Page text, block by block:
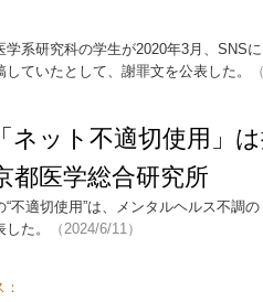
系研究科の学生が2020年3月、SNS
ていたとして、謝罪文を公表した。
ネット不適切使用」
医学総合研究所
“不適切使用”は、メンタルヘルス不
た。
（2024/6/11）